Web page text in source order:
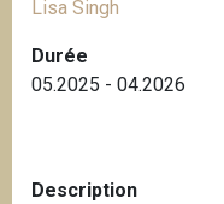
e
Lisa Singh
Durée
05.2025 - 04.2026
Description